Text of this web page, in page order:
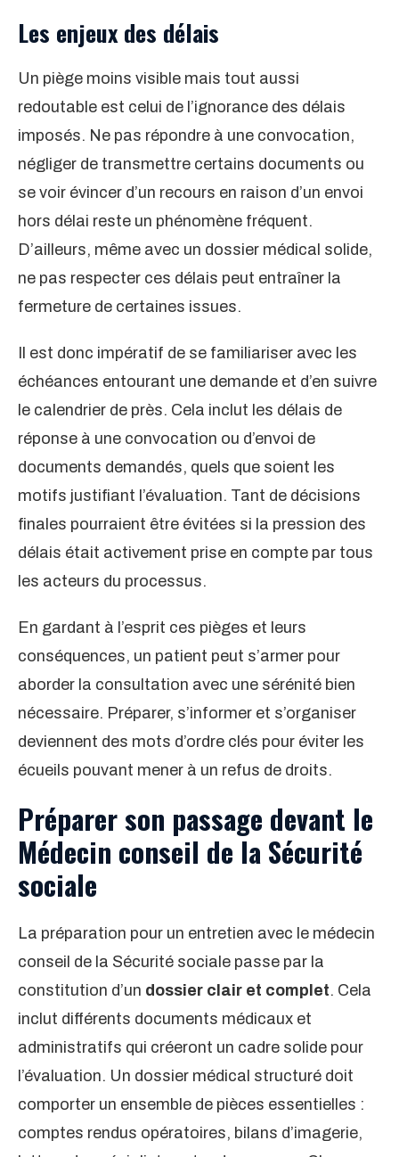
Les enjeux des délais
Un piège moins visible mais tout aussi
redoutable est celui de l’ignorance des délais
imposés. Ne pas répondre à une convocation,
négliger de transmettre certains documents ou
se voir évincer d’un recours en raison d’un envoi
hors délai reste un phénomène fréquent.
D’ailleurs, même avec un dossier médical solide,
ne pas respecter ces délais peut entraîner la
fermeture de certaines issues.
Il est donc impératif de se familiariser avec les
échéances entourant une demande et d’en suivre
le calendrier de près. Cela inclut les délais de
réponse à une convocation ou d’envoi de
documents demandés, quels que soient les
motifs justifiant l’évaluation. Tant de décisions
finales pourraient être évitées si la pression des
délais était activement prise en compte par tous
les acteurs du processus.
En gardant à l’esprit ces pièges et leurs
conséquences, un patient peut s’armer pour
aborder la consultation avec une sérénité bien
nécessaire. Préparer, s’informer et s’organiser
deviennent des mots d’ordre clés pour éviter les
écueils pouvant mener à un refus de droits.
Préparer son passage devant le
Médecin conseil de la Sécurité
sociale
La préparation pour un entretien avec le médecin
conseil de la Sécurité sociale passe par la
constitution d’un dossier clair et complet. Cela
inclut différents documents médicaux et
administratifs qui créeront un cadre solide pour
l’évaluation. Un dossier médical structuré doit
comporter un ensemble de pièces essentielles :
comptes rendus opératoires, bilans d’imagerie,